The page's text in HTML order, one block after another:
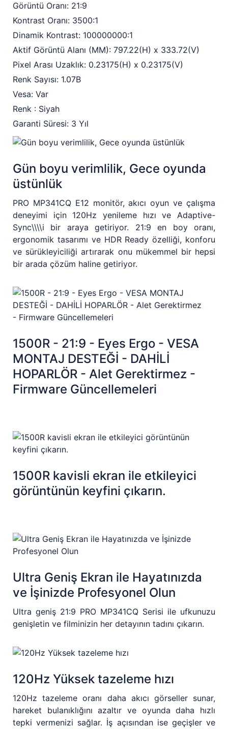
Görüntü Oranı: 21:9
Kontrast Oranı: 3500:1
Dinamik Kontrast: 100000000:1
Aktif Görüntü Alanı (MM): 797.22(H) x 333.72(V)
Pixel Arası Uzaklık: 0.23175(H) x 0.23175(V)
Renk Sayısı: 1.07B
Vesa: Var
Renk : Siyah
Garanti Süresi: 3 Yıl
Gün boyu verimlilik, Gece oyunda
üstünlük
PRO MP341CQ E12 monitör, akıcı oyun ve çalışma
deneyimi için 120Hz yenileme hızı ve Adaptive-
Sync\\\\i bir araya getiriyor. 21:9 en boy oranı,
ergonomik tasarımı ve HDR Ready özelliği, konforu
ve sürükleyiciliği artırarak onu mükemmel bir hepsi
bir arada çözüm haline getiriyor.
1500R - 21:9 - Eyes Ergo - VESA
MONTAJ DESTEĞİ - DAHİLİ
HOPARLÖR - Alet Gerektirmez -
Firmware Güncellemeleri
1500R kavisli ekran ile etkileyici
görüntünün keyfini çıkarın.
Ultra Geniş Ekran ile Hayatınızda
ve İşinizde Profesyonel Olun
Ultra geniş 21:9 PRO MP341CQ Serisi ile ufkunuzu
genişletin ve filminizin her detayının tadını çıkarın.
120Hz Yüksek tazeleme hızı
120Hz tazeleme oranı daha akıcı görseller sunar,
hareket bulanıklığını azaltır ve oyunda daha hızlı
tepki vermenizi sağlar. İş açısından ise geçişler ve